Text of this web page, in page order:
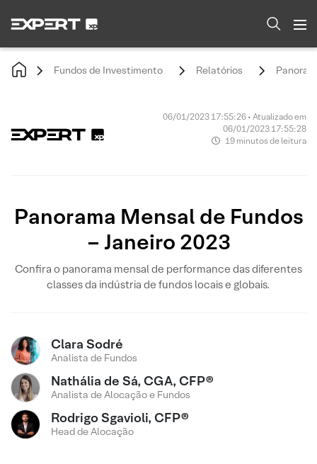
Fundos de Investimento Relatórios
06/01/2023 17:55:26 • Atualizado em
06/01/2023 17:55:28
19 minutos de leitura
Panorama Mensal de Fundos
– Janeiro 2023
Confira o panorama mensal de performance das diferentes
classes da indústria de fundos locais e globais.
Clara Sodré
Analista de Fundos
Nathália de Sá, CGA, CFP®
Analista de Alocação e Fundos
Rodrigo Sgavioli, CFP®
Head de Alocação